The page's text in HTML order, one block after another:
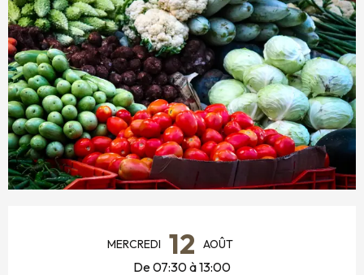
MERCREDI 12 AOÛT
De 07:30 à 13:00